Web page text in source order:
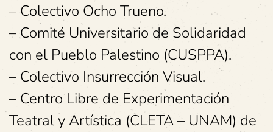
– Colectivo Ocho Trueno.
– Comité Universitario de Solidaridad
con el Pueblo Palestino (CUSPPA).
– Colectivo Insurrección Visual.
– Centro Libre de Experimentación
Teatral y Artística (CLETA – UNAM) de